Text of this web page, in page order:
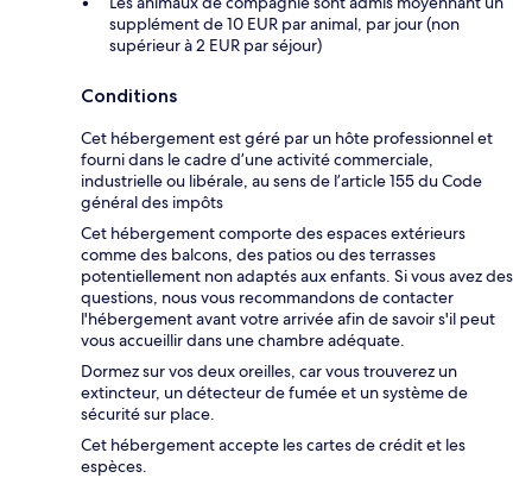
supplément de 10 EUR par animal, par jour (non
supérieur à 2 EUR par séjour)
Conditions
Cet hébergement est géré par un hôte professionnel et
fourni dans le cadre d’une activité commerciale,
industrielle ou libérale, au sens de l’article 155 du Code
général des impôts
Cet hébergement comporte des espaces extérieurs
comme des balcons, des patios ou des terrasses
potentiellement non adaptés aux enfants. Si vous avez des
questions, nous vous recommandons de contacter
l'hébergement avant votre arrivée afin de savoir s'il peut
vous accueillir dans une chambre adéquate.
Dormez sur vos deux oreilles, car vous trouverez un
extincteur, un détecteur de fumée et un système de
sécurité sur place.
Cet hébergement accepte les cartes de crédit et les
espèces.